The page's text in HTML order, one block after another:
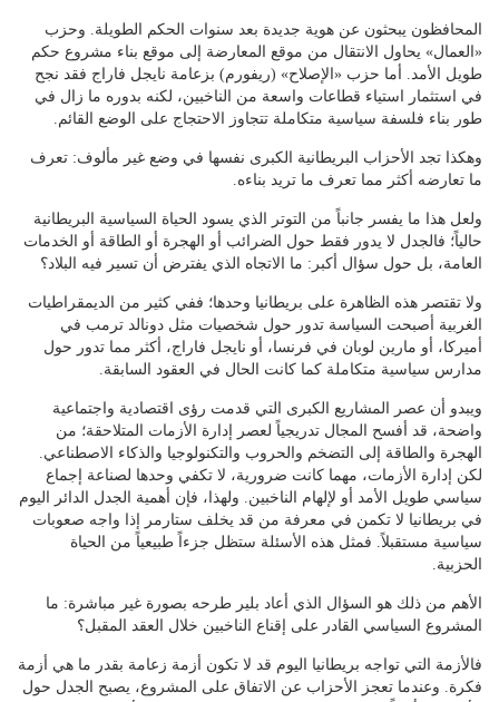
المحافظون يبحثون عن هوية جديدة بعد سنوات الحكم الطويلة. وحزب
«العمال» يحاول الانتقال من موقع المعارضة إلى موقع بناء مشروع حكم
طويل الأمد. أما حزب «الإصلاح» (ريفورم) بزعامة نايجل فاراج فقد نجح
في استثمار استياء قطاعات واسعة من الناخبين، لكنه بدوره ما زال في
طور بناء فلسفة سياسية متكاملة تتجاوز الاحتجاج على الوضع القائم.
وهكذا تجد الأحزاب البريطانية الكبرى نفسها في وضع غير مألوف: تعرف
ما تعارضه أكثر مما تعرف ما تريد بناءه.
ولعل هذا ما يفسر جانباً من التوتر الذي يسود الحياة السياسية البريطانية
حالياً؛ فالجدل لا يدور فقط حول الضرائب أو الهجرة أو الطاقة أو الخدمات
العامة، بل حول سؤال أكبر: ما الاتجاه الذي يفترض أن تسير فيه البلاد؟
ولا تقتصر هذه الظاهرة على بريطانيا وحدها؛ ففي كثير من الديمقراطيات
الغربية أصبحت السياسة تدور حول شخصيات مثل دونالد ترمب في
أميركا، أو مارين لوبان في فرنسا، أو نايجل فاراج، أكثر مما تدور حول
مدارس سياسية متكاملة كما كانت الحال في العقود السابقة.
ويبدو أن عصر المشاريع الكبرى التي قدمت رؤى اقتصادية واجتماعية
واضحة، قد أفسح المجال تدريجياً لعصر إدارة الأزمات المتلاحقة؛ من
الهجرة والطاقة إلى التضخم والحروب والتكنولوجيا والذكاء الاصطناعي.
لكن إدارة الأزمات، مهما كانت ضرورية، لا تكفي وحدها لصناعة إجماع
سياسي طويل الأمد أو لإلهام الناخبين. ولهذا، فإن أهمية الجدل الدائر اليوم
في بريطانيا لا تكمن في معرفة من قد يخلف ستارمر إذا واجه صعوبات
سياسية مستقبلاً. فمثل هذه الأسئلة ستظل جزءاً طبيعياً من الحياة
الحزبية.
الأهم من ذلك هو السؤال الذي أعاد بلير طرحه بصورة غير مباشرة: ما
المشروع السياسي القادر على إقناع الناخبين خلال العقد المقبل؟
فالأزمة التي تواجه بريطانيا اليوم قد لا تكون أزمة زعامة بقدر ما هي أزمة
فكرة. وعندما تعجز الأحزاب عن الاتفاق على المشروع، يصبح الجدل حول